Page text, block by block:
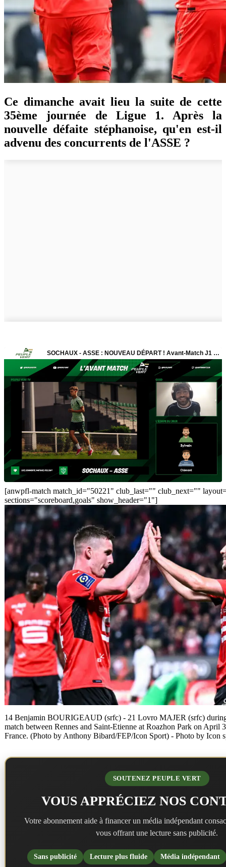
Ce dimanche avait lieu la suite de cette
35ème journée de Ligue 1. Après la
nouvelle défaite stéphanoise, qu'en est-il
advenu des concurrents de l'ASSE ?
[anwpfl-match match_id="50221" club_last="" club_next=""
sections="scoreboard,goals" show_header="1"]
14 Benjamin BOURIGEAUD (srfc) - 21 Lovro MAJER (srfc)
match between Rennes and Saint-Etienne at Roazhon Park on April
France. (Photo by Anthony Bibard/FEP/Icon Sport) - Photo by Icon
SOUTENEZ PEUPLE VERT
VOUS APPRÉCIEZ NOS
Votre abonnement aide à financer un média indépendant
vous offrant une lecture sans publicité.
Sans publicité Lecture plus fluide Média indépendant